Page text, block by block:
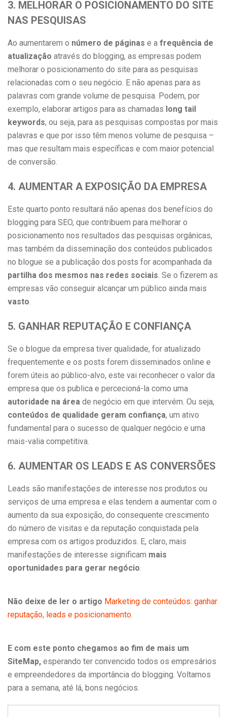
3. MELHORAR O POSICIONAMENTO DO SITE
NAS PESQUISAS
Ao aumentarem o número de páginas e a frequência de
atualização através do blogging, as empresas podem
melhorar o posicionamento do site para as pesquisas
relacionadas com o seu negócio. E não apenas para as
palavras com grande volume de pesquisa. Podem, por
exemplo, elaborar artigos para as chamadas long tail
keywords, ou seja, para as pesquisas compostas por mais
palavras e que por isso têm menos volume de pesquisa –
mas que resultam mais específicas e com maior potencial
de conversão.
4. AUMENTAR A EXPOSIÇÃO DA EMPRESA
Este quarto ponto resultará não apenas dos benefícios do
blogging para SEO, que contribuem para melhorar o
posicionamento nos resultados das pesquisas orgânicas,
mas também da disseminação dos conteúdos publicados
no blogue se a publicação dos posts for acompanhada da
partilha dos mesmos nas redes sociais. Se o fizerem as
empresas vão conseguir alcançar um público ainda mais
vasto.
5. GANHAR REPUTAÇÃO E CONFIANÇA
Se o blogue da empresa tiver qualidade, for atualizado
frequentemente e os posts forem disseminados online e
forem úteis ao público-alvo, este vai reconhecer o valor da
empresa que os publica e percecioná-la como uma
autoridade na área de negócio em que intervém. Ou seja,
conteúdos de qualidade geram confiança, um ativo
fundamental para o sucesso de qualquer negócio e uma
mais-valia competitiva.
6. AUMENTAR OS LEADS E AS CONVERSÕES
Leads são manifestações de interesse nos produtos ou
serviços de uma empresa e elas tendem a aumentar com o
aumento da sua exposição, do consequente crescimento
do número de visitas e da reputação conquistada pela
empresa com os artigos produzidos. E, claro, mais
manifestações de interesse significam mais
oportunidades para gerar negócio.
Não deixe de ler o artigo Marketing de conteúdos: ganhar
reputação, leads e posicionamento.
E com este ponto chegamos ao fim de mais um
SiteMap, esperando ter convencido todos os empresários
e empreendedores da importância do blogging. Voltamos
para a semana, até lá, bons negócios.